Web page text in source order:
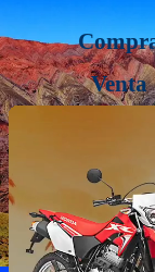
Venta